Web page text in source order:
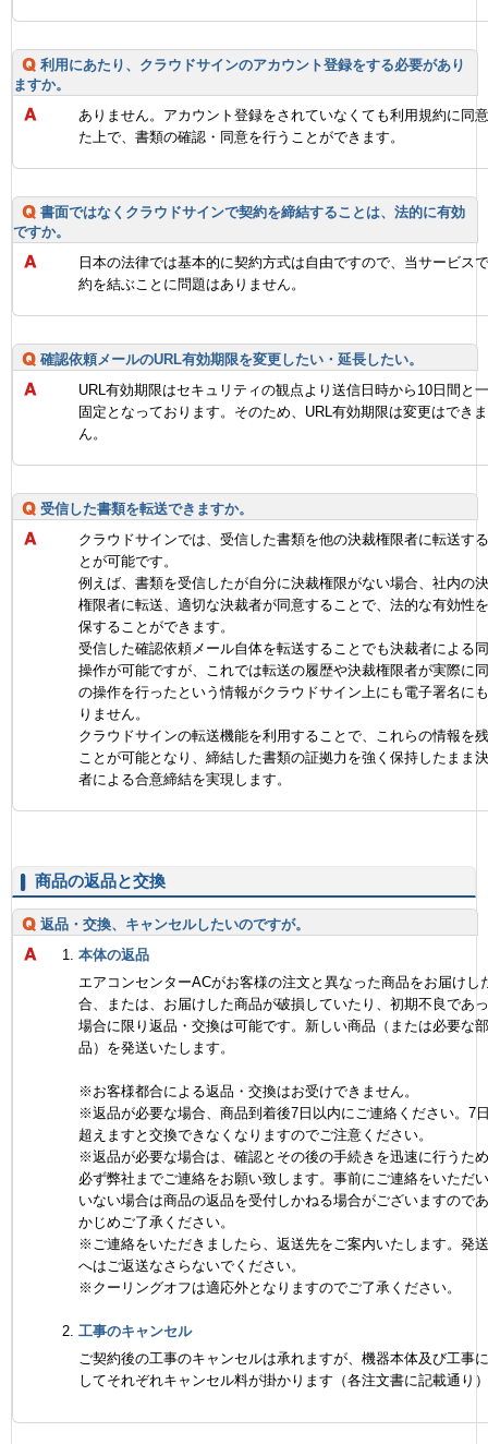
利用にあたり、クラウドサインのアカウント登録をする必要があり
ますか。
ありません。アカウント登録をされていなくても利用規約に同
た上で、書類の確認・同意を行うことができます。
書面ではなくクラウドサインで契約を締結することは、法的に有効
ですか。
日本の法律では基本的に契約方式は自由ですので、当サービス
約を結ぶことに問題はありません。
確認依頼メールのURL有効期限を変更したい・延長したい。
URL有効期限はセキュリティの観点より送信日時から10日間と
固定となっております。そのため、URL有効期限は変更はでき
ん。
受信した書類を転送できますか。
クラウドサインでは、受信した書類を他の決裁権限者に転送す
とが可能です。
例えば、書類を受信したが自分に決裁権限がない場合、社内の
権限者に転送、適切な決裁者が同意することで、法的な有効性
保することができます。
受信した確認依頼メール自体を転送することでも決裁者による
操作が可能ですが、これでは転送の履歴や決裁権限者が実際に
の操作を行ったという情報がクラウドサイン上にも電子署名に
りません。
クラウドサインの転送機能を利用することで、これらの情報を
ことが可能となり、締結した書類の証拠力を強く保持したまま
者による合意締結を実現します。
商品の返品と交換
返品・交換、キャンセルしたいのですが。
本体の返品
エアコンセンターACがお客様の注文と異なった商品をお届けし
合、または、お届けした商品が破損していたり、初期不良であ
場合に限り返品・交換は可能です。新しい商品（または必要な部
品）を発送いたします。
※お客様都合による返品・交換はお受けできません。
※返品が必要な場合、商品到着後7日以内にご連絡ください。7
超えますと交換できなくなりますのでご注意ください。
※返品が必要な場合は、確認とその後の手続きを迅速に行うた
必ず弊社までご連絡をお願い致します。事前にご連絡をいただ
いない場合は商品の返品を受付しかねる場合がございますので
かじめご了承ください。
※ご連絡をいただきましたら、返送先をご案内いたします。発
へはご返送なさらないでください。
※クーリングオフは適応外となりますのでご了承ください。
工事のキャンセル
ご契約後の工事のキャンセルは承れますが、機器本体及び工事
してそれぞれキャンセル料が掛かります（各注文書に記載通り